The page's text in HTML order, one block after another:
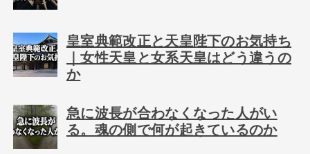
皇室典範改正と天皇陛下のお気持ち
｜女性天皇と女系天皇はどう違うの
か
急に波長が合わなくなった人がい
る。魂の側で何が起きているのか